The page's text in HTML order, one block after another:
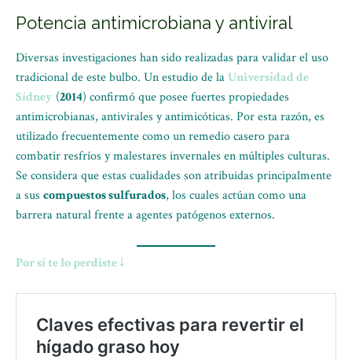
Potencia antimicrobiana y antiviral
Diversas investigaciones han sido realizadas para validar el uso
tradicional de este bulbo. Un estudio de la Universidad de
Sídney (2014) confirmó que posee fuertes propiedades
antimicrobianas, antivirales y antimicóticas. Por esta razón, es
utilizado frecuentemente como un remedio casero para
combatir resfríos y malestares invernales en múltiples culturas.
Se considera que estas cualidades son atribuidas principalmente
a sus compuestos sulfurados, los cuales actúan como una
barrera natural frente a agentes patógenos externos.
Por sí te lo perdiste ↓